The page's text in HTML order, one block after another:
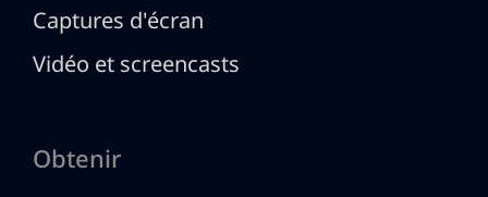
Captures d'écran
Vidéo et screencasts
Obtenir